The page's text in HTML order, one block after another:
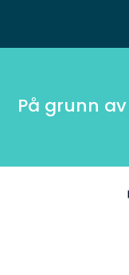
På grunn